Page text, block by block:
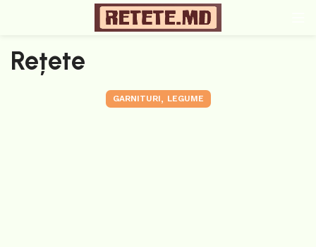
Rețete
GARNITURI, LEGUME